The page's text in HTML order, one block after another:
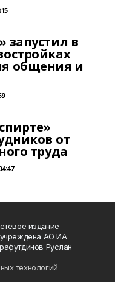
запустил в
общения и
от
труда
издание
учреждена АО ИА
Руслан
технологий